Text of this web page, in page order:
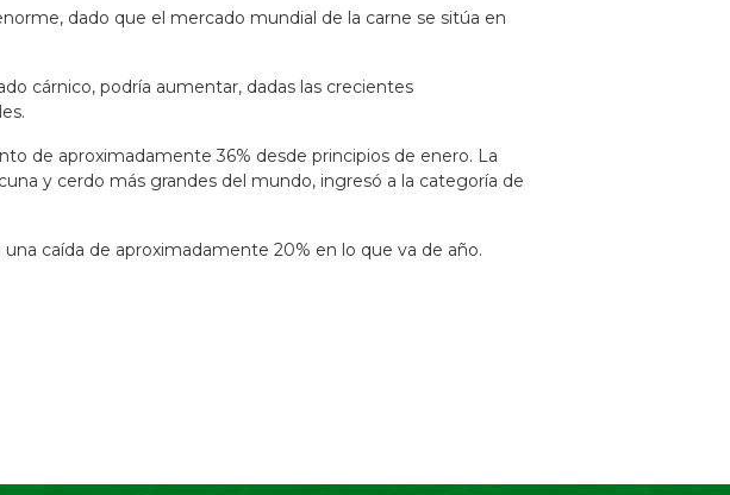
dado que el mercado mundial de la carne se sitúa en
cárnico, podría aumentar, dadas las crecientes
de aproximadamente 36% desde principios de enero. La
y cerdo más grandes del mundo, ingresó a la categoría de
caída de aproximadamente 20% en lo que va de año.